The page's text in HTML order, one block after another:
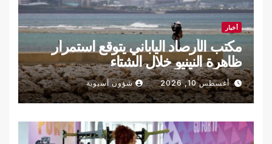
أخبار
مكتب الأرصاد الياباني يتوقع استمرار
ظاهرة النينيو خلال الشتاء
أغسطس 10, 2026 شؤون آسيوية